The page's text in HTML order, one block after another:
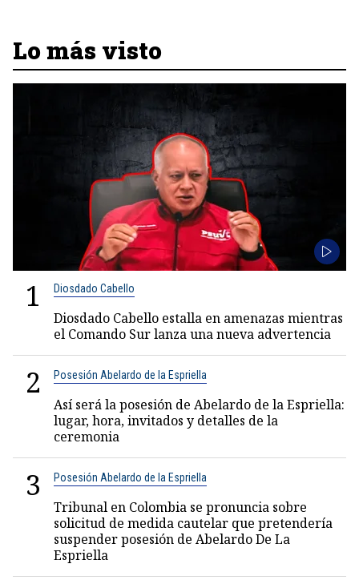
Lo más visto
1 Diosdado Cabello
Diosdado Cabello estalla en amenazas mientras
el Comando Sur lanza una nueva advertencia
2 Posesión Abelardo de la Espriella
Así será la posesión de Abelardo de la Espriella:
lugar, hora, invitados y detalles de la
ceremonia
3 Posesión Abelardo de la Espriella
Tribunal en Colombia se pronuncia sobre
solicitud de medida cautelar que pretendería
suspender posesión de Abelardo De La
Espriella